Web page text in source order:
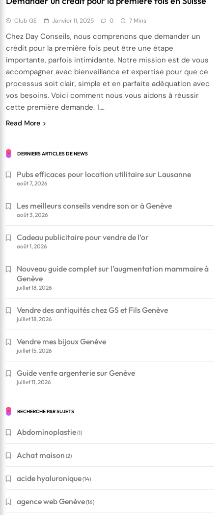
Club GE Janvier 11, 2025 0 7 Mins
Chez Day Conseils, nous comprenons que demander un
crédit pour la première fois peut être une étape
importante, parfois intimidante. Notre mission est de vous
accompagner avec bienveillance et expertise pour que ce
processus soit clair, simple et en parfaite adéquation avec
vos besoins. Voici comment nous vous aidons à réussir
cette première demande. 1….
Read More
DERNIERS ARTICLES DE NEWS
Pubs efficaces pour location utilitaire sur Lausanne
août 7, 2026
Les meilleurs conseils vendre son or à Genève
août 3, 2026
Cadeau publicitaire pour vendre de l’or
août 1, 2026
Nouveau guide complet sur l’augmentation mammaire à
Genève
juillet 18, 2026
Vendre des antiquités chez GS et Fils Genève
juillet 18, 2026
Vendre mes bijoux Genève
juillet 15, 2026
Guide vente argenterie sur Genève
juillet 11, 2026
RECHERCHE PAR SUJETS
Abdominoplastie(1)
Achat maison (2)
acide hyaluronique(14)
agence web Genève(16)